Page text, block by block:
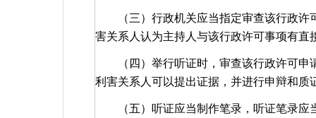
（三）行政机关应当指定审查该行政许
害关系人认为主持人与该行政许可事项有直
（四）举行听证时，审查该行政许可申
利害关系人可以提出证据，并进行申辩和质
（五）听证应当制作笔录，听证笔录应